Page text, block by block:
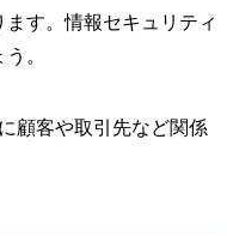
す。情報セキュリティ
。
顧客や取引先など関係